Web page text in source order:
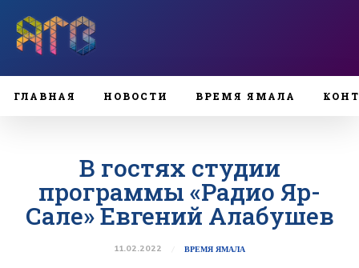
ГЛАВНАЯ НОВОСТИ ВРЕМЯ ЯМАЛА
В гостях студии
программы «Радио Яр-
Сале» Евгений Алабушев
11.02.2022 ВРЕМЯ ЯМАЛА